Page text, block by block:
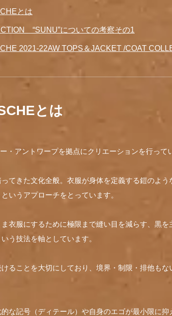
とは
“SUNU”についての考察その1
2021-22AW TOPS＆JACKET /COAT
とは
・アントワープを拠点にクリエーションを行って
てきた文化全般。衣服が身体を定義する鎧のよ
いうアプローチをとっています。
衣服にするために極限まで縫い目を減らす、黒
う技法を軸としています。
ることを大切にしており、境界・制限・排他も
な記号（ディテール）や自身のエゴが最小限に